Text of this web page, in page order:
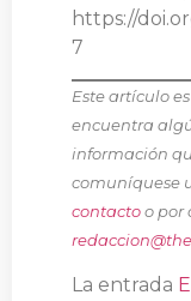
https://
7
Este artículo
encuentra
información
comuníquese
contactoo por
La entrada